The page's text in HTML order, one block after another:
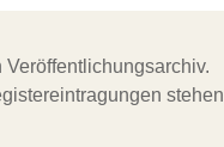
stehen